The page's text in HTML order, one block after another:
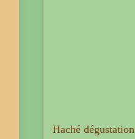
Haché dégustation